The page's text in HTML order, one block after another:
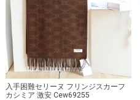
入手困難セリーヌ フリンジスカーフ
カシミア 激安 Cew69255